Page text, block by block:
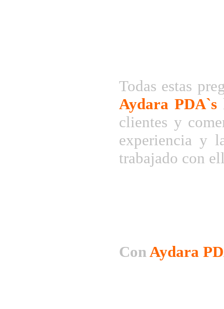
Todas estas
Aydara PDA`s
clientes y
experiencia y
trabajado con
ConAydara